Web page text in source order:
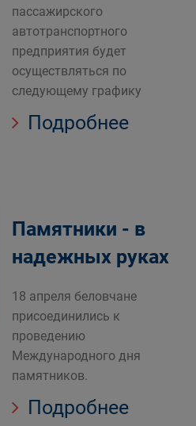
пассажирского
автотранспортного
предприятия будет
осуществляться по
следующему графику
Подробнее
Памятники - в
надежных руках
18 апреля беловчане
присоединились к
проведению
Международного дня
памятников.
Подробнее